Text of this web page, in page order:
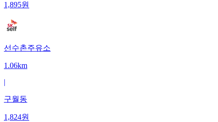
1,895원
선수촌주유소
1.06km
|
구월동
1,824원